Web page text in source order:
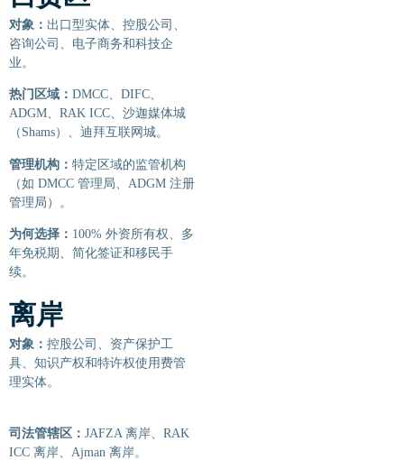
对象： 出口型实体、控股公司、
咨询公司、电子商务和科技企
业。
热门区域： DMCC、DIFC、
ADGM、RAK ICC、沙迦媒体城
（Shams）、迪拜互联网城。
管理机构： 特定区域的监管机构
（如 DMCC 管理局、ADGM 注册
管理局）。
为何选择： 100% 外资所有权、多
年免税期、简化签证和移民手
续。
离岸
对象： 控股公司、资产保护工
具、知识产权和特许权使用费管
理实体。
司法管辖区： JAFZA 离岸、RAK
ICC 离岸、Ajman 离岸。